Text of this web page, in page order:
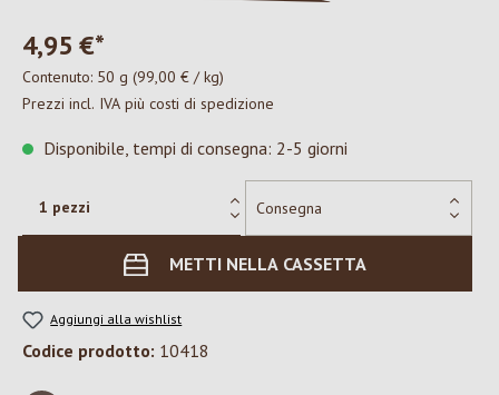
4,95 €*
Contenuto: 50 g (99,00 € / kg)
Prezzi incl. IVA più costi di spedizione
Disponibile, tempi di consegna: 2-5 giorni
METTI NELLA CASSETTA
Aggiungi alla wishlist
Codice prodotto: 10418